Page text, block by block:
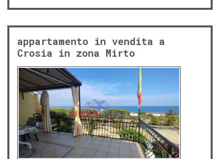
appartamento in vendita a
Crosia in zona Mirto